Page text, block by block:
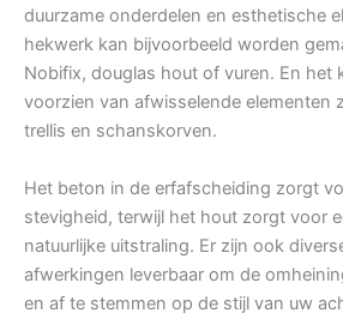
duurzame onderdelen en esthetische
hekwerk kan bijvoorbeeld worden
Nobifix, douglas hout of vuren. En het
voorzien van afwisselende elementen
trellis en schanskorven.
Het beton in de erfafscheiding zorgt
stevigheid, terwijl het hout zorgt voor
natuurlijke uitstraling. Er zijn ook
afwerkingen leverbaar om de
en af te stemmen op de stijl van uw